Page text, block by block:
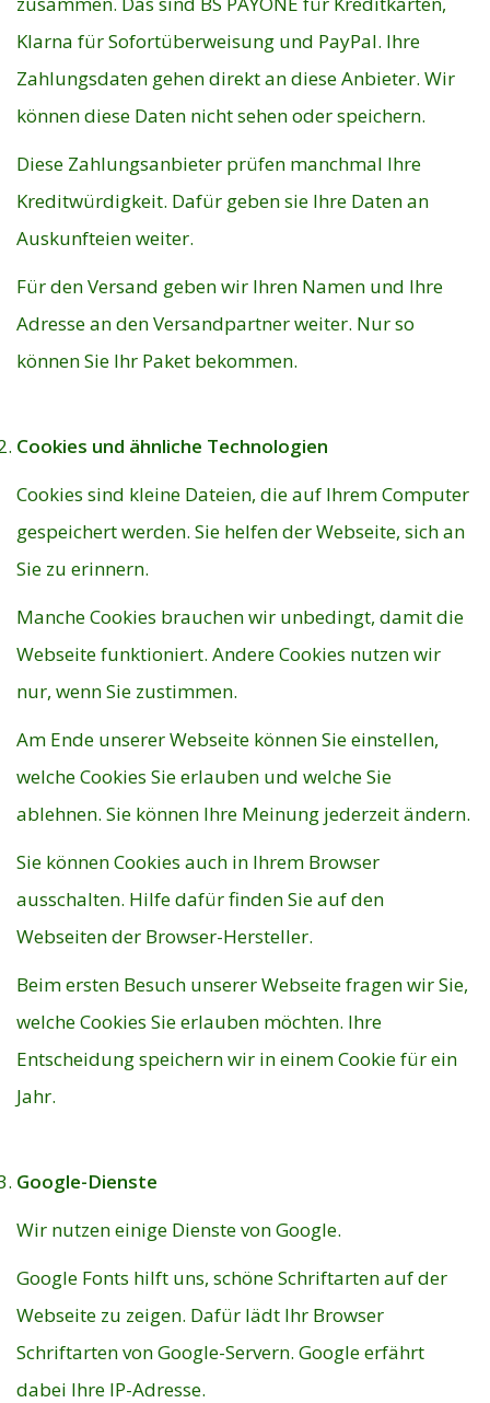
Klarna für Sofortüberweisung und PayPal. Ihre
Zahlungsdaten gehen direkt an diese Anbieter. Wir
können diese Daten nicht sehen oder speichern.
Diese Zahlungsanbieter prüfen manchmal Ihre
Kreditwürdigkeit. Dafür geben sie Ihre Daten an
Auskunfteien weiter.
Für den Versand geben wir Ihren Namen und Ihre
Adresse an den Versandpartner weiter. Nur so
können Sie Ihr Paket bekommen.
Cookies und ähnliche Technologien
Cookies sind kleine Dateien, die auf Ihrem Computer
gespeichert werden. Sie helfen der Webseite, sich an
Sie zu erinnern.
Manche Cookies brauchen wir unbedingt, damit die
Webseite funktioniert. Andere Cookies nutzen wir
nur, wenn Sie zustimmen.
Am Ende unserer Webseite können Sie einstellen,
welche Cookies Sie erlauben und welche Sie
ablehnen. Sie können Ihre Meinung jederzeit ändern.
Sie können Cookies auch in Ihrem Browser
ausschalten. Hilfe dafür finden Sie auf den
Webseiten der Browser-Hersteller.
Beim ersten Besuch unserer Webseite fragen wir Sie,
welche Cookies Sie erlauben möchten. Ihre
Entscheidung speichern wir in einem Cookie für ein
Jahr.
Google-Dienste
Wir nutzen einige Dienste von Google.
Google Fonts hilft uns, schöne Schriftarten auf der
Webseite zu zeigen. Dafür lädt Ihr Browser
Schriftarten von Google-Servern. Google erfährt
dabei Ihre IP-Adresse.